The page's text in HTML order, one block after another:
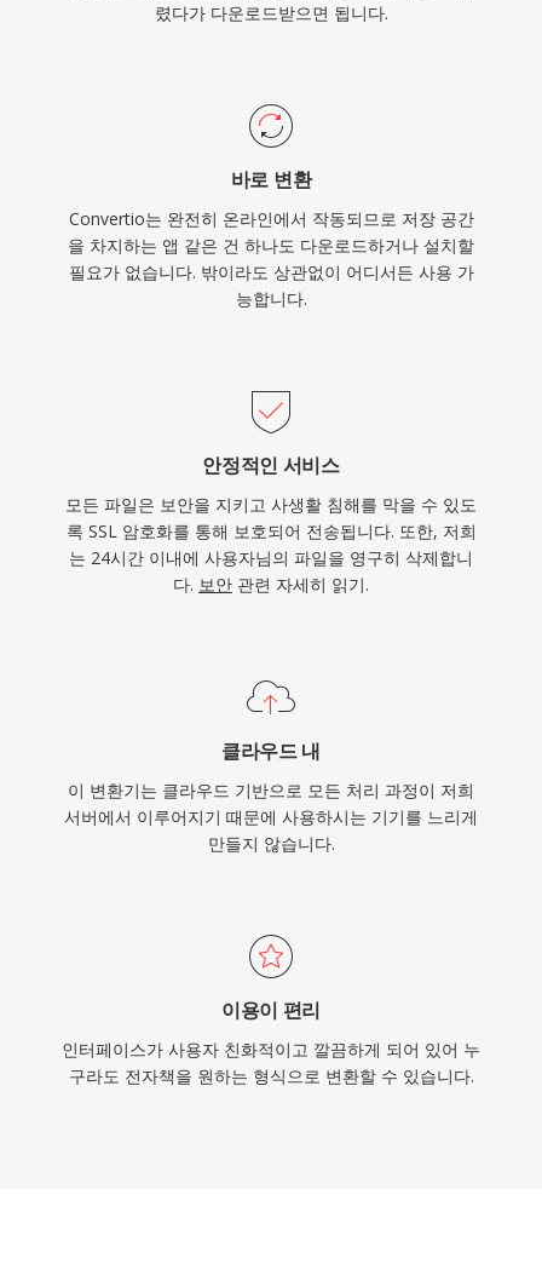
렸다가 다운로드받으면 됩니다.
바로 변환
Convertio는 완전히 온라인에서 작동되므로 저장 공간
을 차지하는 앱 같은 건 하나도 다운로드하거나 설치할
필요가 없습니다. 밖이라도 상관없이 어디서든 사용 가
능합니다.
안정적인 서비스
모든 파일은 보안을 지키고 사생활 침해를 막을 수 있도
록 SSL 암호화를 통해 보호되어 전송됩니다. 또한, 저희
는 24시간 이내에 사용자님의 파일을 영구히 삭제합니
다. 보안 관련 자세히 읽기.
클라우드 내
이 변환기는 클라우드 기반으로 모든 처리 과정이 저희
서버에서 이루어지기 때문에 사용하시는 기기를 느리게
만들지 않습니다.
이용이 편리
인터페이스가 사용자 친화적이고 깔끔하게 되어 있어 누
구라도 전자책을 원하는 형식으로 변환할 수 있습니다.